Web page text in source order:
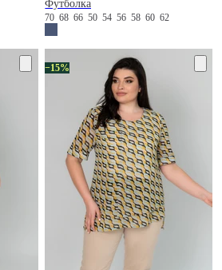
Футболка
706866505456586062
−15%